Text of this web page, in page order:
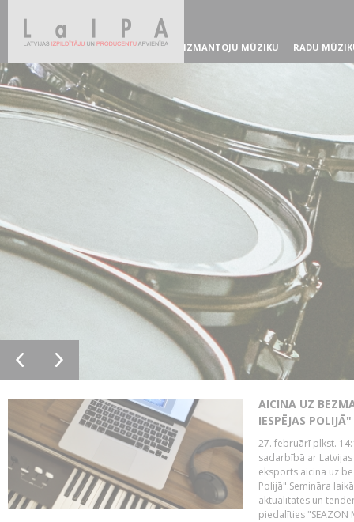
IZMANTOJU MŪZIKU RADU
AICINA UZ
IESPĒJAS POLIJĀ"
27. februārī plkst.
sadarbībā ar
eksports aicina uz
Polijā".Semināra
aktualitātes un
piedalīties "SEAZON